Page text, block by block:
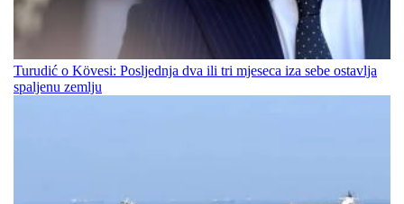
Turudić o Kövesi: Posljednja dva ili tri mjeseca iza sebe ostavlja
spaljenu zemlju